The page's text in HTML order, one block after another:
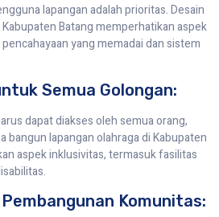
lapangan adalah prioritas. Desain
Batang memperhatikan aspek
yang memadai dan sistem
Semua Golongan:
dapat diakses oleh semua orang,
bangun lapangan olahraga di Kabupaten
aspek inklusivitas, termasuk fasilitas
Komunitas: